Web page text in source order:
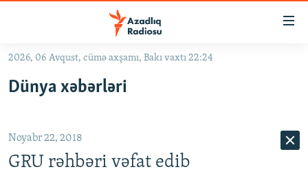
Əsas
qayıt
qayıt
Axtarışa
#İZAHLA
#ƏSLINDƏ
2026, 06 Avqust, cümə axşamı, Bakı vaxtı 22:24
Dünya xəbərləri
Noyabr 22, 2018
GRU rəhbəri vəfat edib